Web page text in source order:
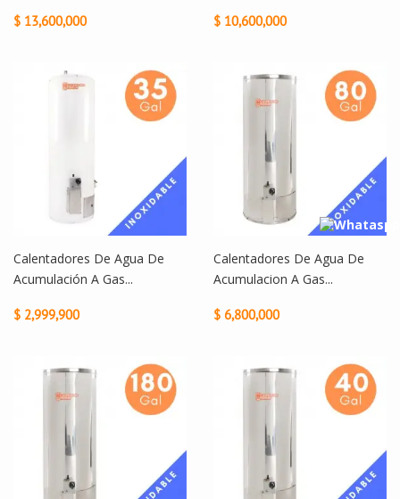
$ 13,600,000 $ 10,600,000
Calentadores De Agua De
Acumulación A Gas...
$ 2,999,900
Calentadores De Agua De
Acumulacion A Gas...
$ 6,800,000